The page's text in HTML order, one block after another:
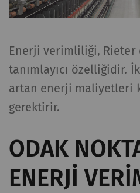
Enerji verimliliği,
tanımlayıcı özelliğidir.
artan enerji maliyetleri
gerektirir.
ODAK
ENERJI